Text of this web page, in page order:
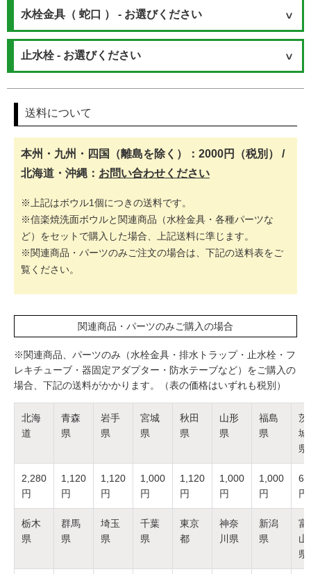
水栓金具（ 蛇口 ） - お選びください
止水栓 - お選びください
送料について
本州・九州・四国（離島を除く）：2000円（税別） /
北海道・沖縄： お問い合わせください
※上記はボウル1個につきの送料です。
※信楽焼洗面ボウルと関連商品（水栓金具・各種パーツな
ど）をセットで購入した場合、上記送料に準じます。
※関連商品・パーツのみご注文の場合は、下記の送料表をご
覧ください。
関連商品・パーツのみご購入の場合
※関連商品、パーツのみ（水栓金具・排水トラップ・止水栓・フ
レキチューブ・器固定アダプター・防水テーブなど）をご購入の
場合、下記の送料がかかります。（表の価格はいずれも税別）
北海
道
青森
県
岩手
県
宮城
県
秋田
県
山形
県
福島
県
茨
城
県
2,280
円
1,120
円
1,120
円
1,000
円
1,120
円
1,000
円
1,000
円
円
栃木
県
群馬
県
埼玉
県
千葉
県
東京
都
神奈
川県
新潟
県
富
山
県